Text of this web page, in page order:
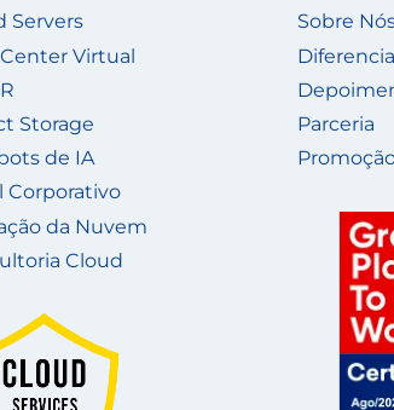
Servers
Virtual
Storage
de IA
Corporativo
da Nuvem
Cloud
Sobre
Parceria